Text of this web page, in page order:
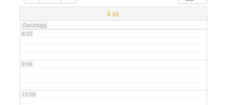
4 Mi.
Ganztägig
7:00
8:00
9:00
10:00